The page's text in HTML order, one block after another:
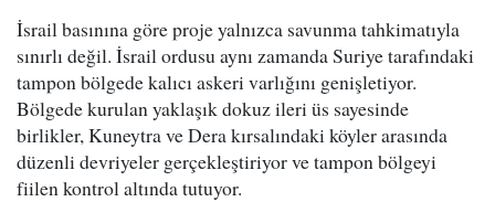
İsrail basınına göre proje yalnızca savunma tahkimatıyla
sınırlı değil. İsrail ordusu aynı zamanda Suriye tarafındaki
tampon bölgede kalıcı askeri varlığını genişletiyor.
Bölgede kurulan yaklaşık dokuz ileri üs sayesinde
birlikler, Kuneytra ve Dera kırsalındaki köyler arasında
düzenli devriyeler gerçekleştiriyor ve tampon bölgeyi
fiilen kontrol altında tutuyor.